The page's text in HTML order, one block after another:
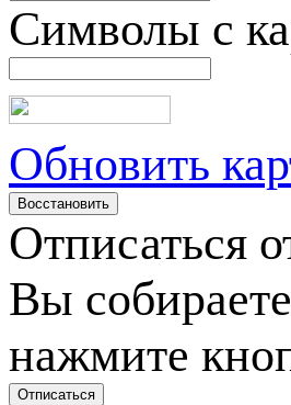
Символы с
Обновить
Отписаться
Вы
нажмите